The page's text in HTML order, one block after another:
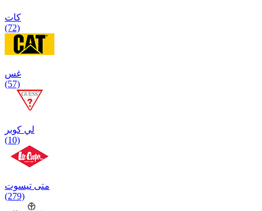
كات
(72)
غس
(57)
لي كوبر
(10)
متی تیسوت
(279)